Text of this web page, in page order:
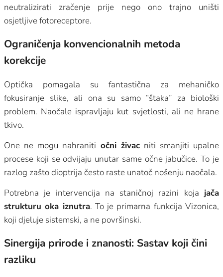
neutralizirati zračenje prije nego ono trajno uništi
osjetljive fotoreceptore.
Ograničenja konvencionalnih metoda
korekcije
Optička pomagala su fantastična za mehaničko
fokusiranje slike, ali ona su samo “štaka” za biološki
problem. Naočale ispravljaju kut svjetlosti, ali ne hrane
tkivo.
One ne mogu nahraniti očni živacniti smanjiti upalne
procese koji se odvijaju unutar same očne jabučice. To je
razlog zašto dioptrija često raste unatoč nošenju naočala.
Potrebna je intervencija na staničnoj razini koja jača
strukturu oka iznutra. To je primarna funkcija Vizonica,
koji djeluje sistemski, a ne površinski.
Sinergija prirode i znanosti: Sastav koji čini
razliku